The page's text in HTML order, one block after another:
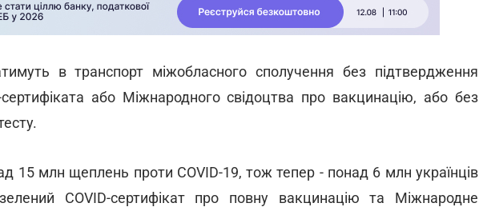
в транспорт міжобласного сполучення без підтвердження
або Міжнародного свідоцтва про вакцинацію, або без
15 млн щеплень проти COVID-19, тож тепер - понад 6 млн українців
COVID-сертифікат про повну вакцинацію та Міжнародне